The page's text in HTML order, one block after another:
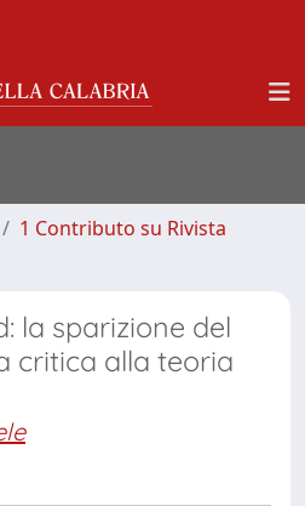
1 Contributo su Rivista
la sparizione del
critica alla teoria